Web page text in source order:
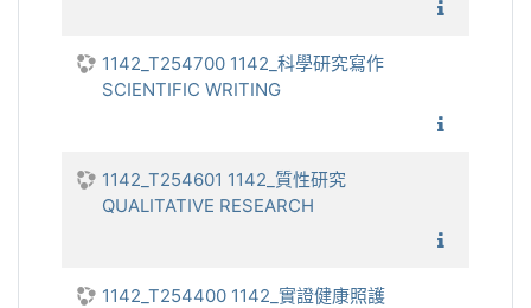
1142_T254700 1142_科學研究寫作
SCIENTIFIC WRITING
1142_T254601 1142_質性研究
QUALITATIVE RESEARCH
1142_T254400 1142_實證健康照護